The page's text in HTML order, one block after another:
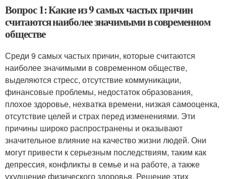
Вопрос 1: Какие из 9 самых частых причин
считаются наиболее значимыми в современном
обществе
Среди 9 самых частых причин, которые считаются
наиболее значимыми в современном обществе,
выделяются стресс, отсутствие коммуникации,
финансовые проблемы, недостаток образования,
плохое здоровье, нехватка времени, низкая самооценка,
отсутствие целей и страх перед изменениями. Эти
причины широко распространены и оказывают
значительное влияние на качество жизни людей. Они
могут привести к серьезным последствиям, таким как
депрессия, конфликты в семье и на работе, а также
ухудшение физического здоровья. Решение этих